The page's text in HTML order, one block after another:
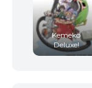
Kemeko
Deluxe!